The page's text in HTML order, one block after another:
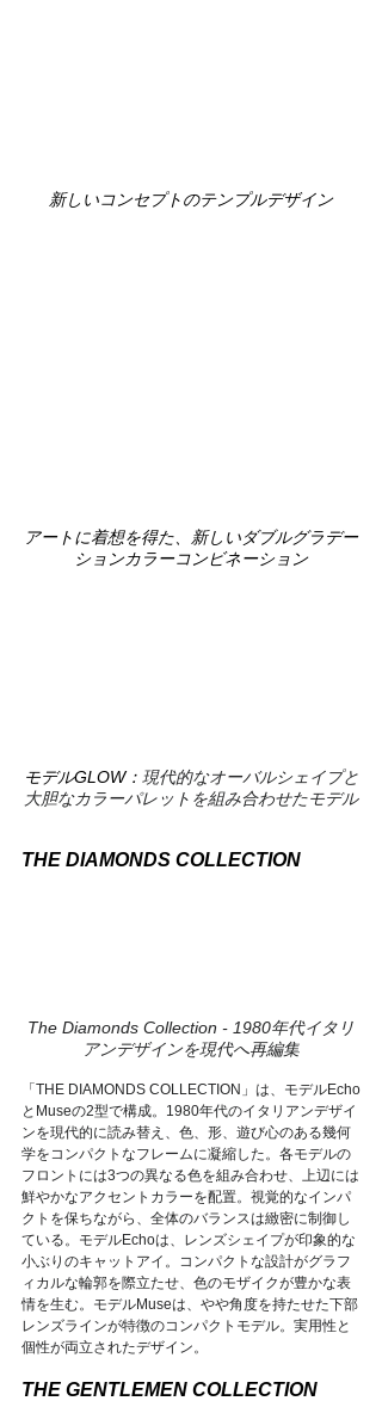
新しいコンセプトのテンプルデザイン
アートに着想を得た、新しいダブルグラデー
ションカラーコンビネーション
モデルGLOW： 現代的なオーバルシェイプと
大胆なカラーパレットを組み合わせたモデル
THE DIAMONDS COLLECTION
The Diamonds Collection - 1980年代イタリ
アンデザインを現代へ再編集
「THE DIAMONDS COLLECTION」は、モデルEcho
とMuseの2型で構成。1980年代のイタリアンデザイ
ンを現代的に読み替え、色、形、遊び心のある幾何
学をコンパクトなフレームに凝縮した。各モデルの
フロントには3つの異なる色を組み合わせ、上辺には
鮮やかなアクセントカラーを配置。視覚的なインパ
クトを保ちながら、全体のバランスは緻密に制御し
ている。モデルEchoは、レンズシェイプが印象的な
小ぶりのキャットアイ。コンパクトな設計がグラフ
ィカルな輪郭を際立たせ、色のモザイクが豊かな表
情を生む。モデルMuseは、やや角度を持たせた下部
レンズラインが特徴のコンパクトモデル。実用性と
個性が両立されたデザイン。
THE GENTLEMEN COLLECTION